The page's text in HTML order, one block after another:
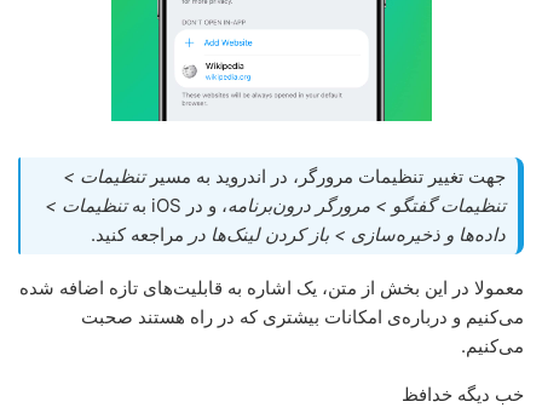
جهت تغییر تنظیمات مرورگر، در اندروید به مسیرتنظیمات >
تنظیمات گفتگو > مرورگر درون‌برنامه، و در iOS به
تنظیمات >
داده‌ها و ذخیره‌سازی > باز کردن لینک‌ها در مراجعه کنید.
معمولا در این بخش از متن، یک اشاره به قابلیت‌های تازه اضافه شده
می‌کنیم و درباره‌ی امکانات بیشتری که در راه هستند صحبت
می‌کنیم.
خب دیگه خدافظ